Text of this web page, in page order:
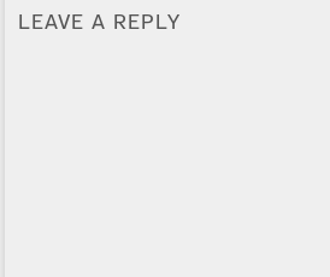
LEAVE A REPLY